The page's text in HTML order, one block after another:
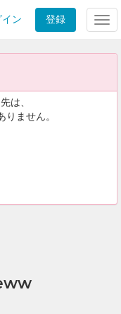
イン 登録
は、
ません。